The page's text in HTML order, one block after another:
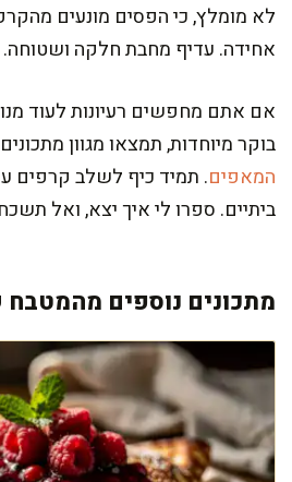
לא מומלץ, כי הפסים מונעים
אחידה. עדיף מחבת חלקה ושטוחה.
אם אתם מחפשים רעיונות לעוד
בוקר מיוחדות, תמצאו מגוון
המאפים. תמיד כיף לשלב קרפים
ביתיים. ספרו לי איך יצא, ואל
מתכונים נוספים